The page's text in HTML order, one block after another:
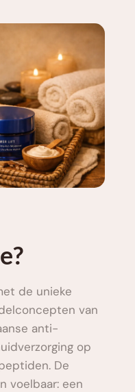
de unieke
van
anti-
op
De
voelbaar: een